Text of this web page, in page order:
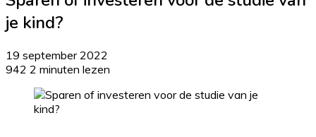
je kind?
19 september 2022
942 2 minuten lezen